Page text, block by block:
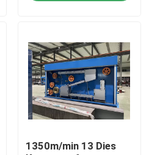
1350m/min 13 Dies